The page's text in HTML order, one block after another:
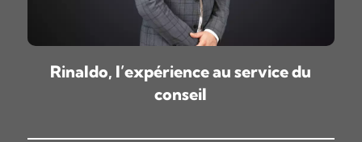
Rinaldo, l’expérience au service du
conseil